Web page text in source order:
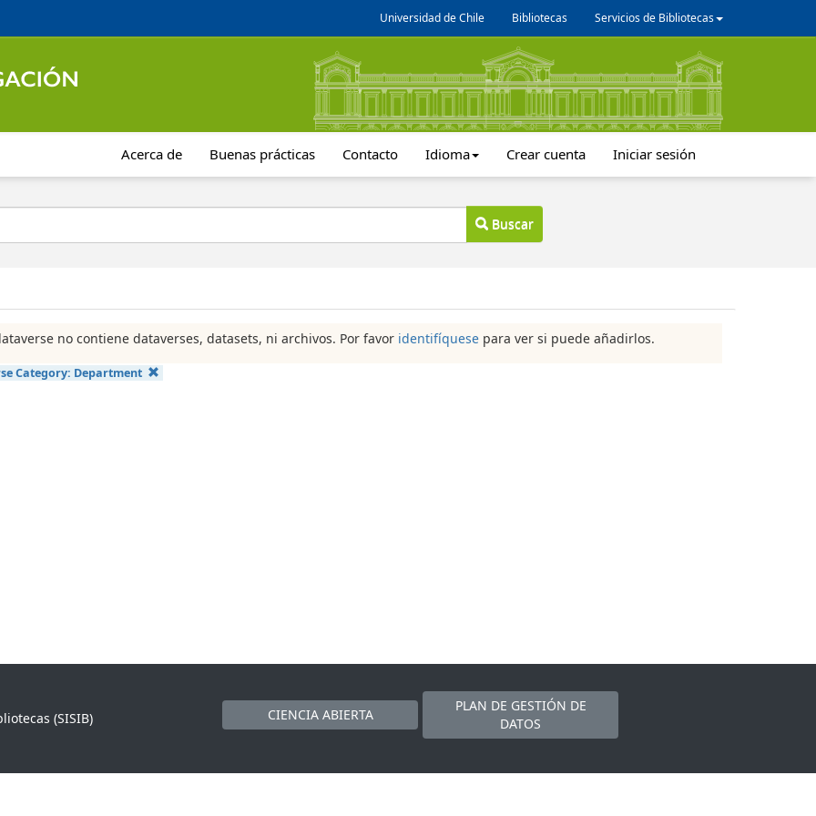
Universidad de Chile Bibliotecas Servicios de Bibliotecas
Acerca de Buenas prácticas Contacto Idioma Crear cuenta Iniciar sesión
Buscar
no contiene dataverses, datasets, ni archivos. Por favor identifíquese para ver si puede añadirlos.
Category: Department
(SISIB)
CIENCIA ABIERTA
PLAN DE GESTIÓN DE
DATOS